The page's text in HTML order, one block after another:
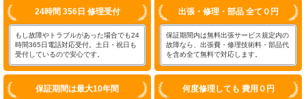
24時間 356日 修理受付
もし故障やトラブルがあった場合でも24
時間365日電話対応受付。土日・祝日も
受付しているので安心です。
出張・修理・部品 全て０円
保証期間内は無料出張サービス規定内の
故障なら、出張費・修理技術料・部品代
を含め全て無料で対応します。
保証期間は最大10年間 何度修理しても 費用０円